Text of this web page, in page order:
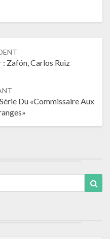
Zafón, Carlos Ruiz
Du «Commissaire Aux